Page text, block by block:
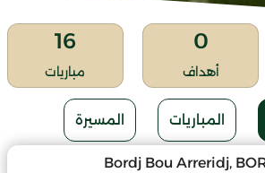
0
أهداف
16
مباريات
المباريات المسيرة
Bordj Bou Arreridj,